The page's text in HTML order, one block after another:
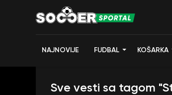
NAJNOVIJE FUDBAL KOŠARKA
Sve vesti sa tagom